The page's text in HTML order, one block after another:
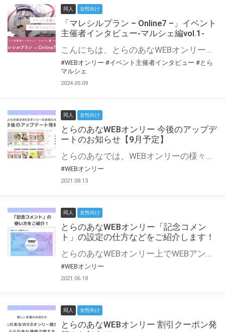
同人 女性向け
「マレシルプラン – Online7 –」イベント
主催者インタビュー-マルシェ編vol.1-
こんにちは、とらのあなWEBオンリー運営スタッフです。 新たにお届けする、イベント主催者インタビュー-マルシェ編-は、 とらのあなWEBオンリー「マルシェ」をご利用した主催様に 「マルシェ」を使って開催した感想や心がけをお聞きする企画です。 今回は、WEBオンリー開催7回目迎えた「マレシルプラン – Online7 –」より、 主催の玉川うた様にお話を伺いました。 ▼マレシルプランのインタビュー前回記事 「イベント主催者インタビュー vol.6」はこちら 協力：玉川うた様（マレシルプラン実行委員会 代表）／イベント公式Twitter（@mallesil_plan） とらのあなWEBオンリー「マルシェ」とは？ WEBオンリーでリアルタイムでコミュニケーションがとれるオンライン会場です。
#WEBオンリー #イベント主催者インタビュー #とら
マルシェ
2024.05.09
同人 女性向け
とらのあなWEBオンリー 今後のアップデ
ートのお知らせ【9月予定】
とらのあなでは、WEBオンリーの様々な支援を実施しています。 今回は2021年9月に実装を予定しているアップデート情報についてご紹介いたします。 とらのあなWEBオンリーサイトはこちら
#WEBオンリー
2021.08.13
同人 女性向け
とらのあなWEBオンリー「記念コメン
ト」の設定の仕方などをご紹介します！
とらのあなWEBオンリー上でWEBアンソロジーが作成できる「記念コメント」について、その使い方や作成手順を解説します！ 支援タイプを「サークル参加型」「サークル参加型・マルシェ(イベント会場)機能付き」でお申し込みいただいている主催者様はぜひご活用ください♪ とらのあなWEBオンリーサイトはこちら
#WEBオンリー
2021.06.18
同人 女性向け
とらのあなWEBオンリー 割引クーポン発